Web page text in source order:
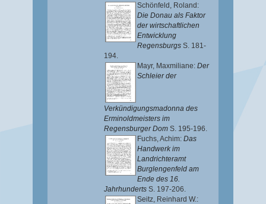
Schönfeld, Roland :
Die Donau als Faktor
der wirtschaftlichen
Entwicklung
Regensburgs S. 181-
194.
Mayr, Maxmiliane: Der
Schleier der
Verkündigungsmadonna des
Erminoldmeisters im
Regensburger Dom S. 195-196.
Fuchs, Achim: Das
Handwerk im
Landrichteramt
Burglengenfeld am
Ende des 16.
Jahrhunderts S. 197-206.
Seitz, Reinhard W.: